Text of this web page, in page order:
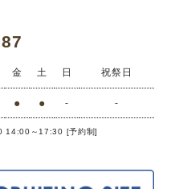
金 土 日 祝祭日
● ● - -
～17:30 [予約制]